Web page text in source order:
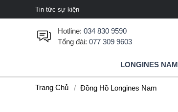
Tin tức sự kiện
Hotline: 034 830 9590
Tổng đài: 077 309 9603
LONGINES NAM
Trang Chủ Đồng Hồ Longines Nam